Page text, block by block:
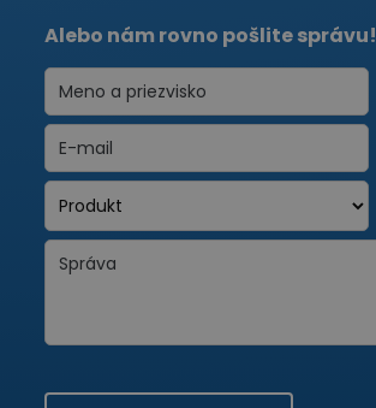
Alebo nám rovno pošlite správu!